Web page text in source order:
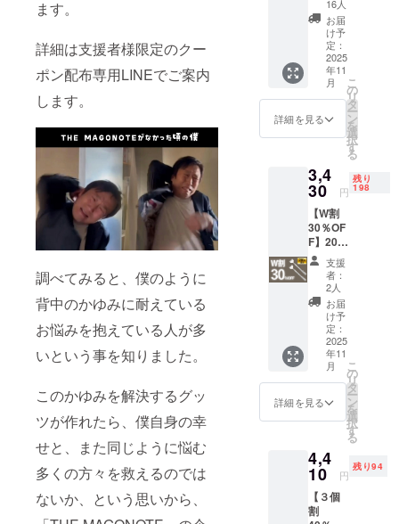
ます。
詳細は支援者様限定のクー
ポン配布専用LINEでご案内
します。
調べてみると、僕のように
背中のかゆみに耐えている
お悩みを抱えている人が多
いという事を知りました。
このかゆみを解決するグッ
ツが作れたら、僕自身の幸
せと、また同じように悩む
多くの方々を救えるのでは
ないか、という思いから、
らもお届け
してまいり
新商品やお
得情報は、
LINE公式ア
ぜひこの機
会にお友達
登録をお願
いいたしま
す。
【当社規約
とご案内事
項】
●キャンセル
について
後のキャン
セルは原則
としてお受
けしており
ＴＥ 定
価2,450
→1,960
（税・
送料
込） ■
ＭＡＧ
ＯＭＯ
（定価
2,450
円）× 1
個 いつ
でもど
こでも
手の届
かない
ところ
をかい
て血行
促進 ご
夫婦
で、親
子で、
ご家族
で。プ
最適で
す。
16人
お届
け予
定：
2025
年11
月
詳細を見る
こ
の
リ
タ
ー
ン
を
選
択
す
る
3,4
30 円
残り
198
【W割
30％OF
F】200
名限定
ＭＡＧ
ＯＭＯ
ＴＥ 定
価4,900
→3,430
（税・
送料
込） ■
ＭＡＧ
ＯＭＯ
（定価
2,450
円）× 2
個 いつ
でもど
支援
者：
2人
お届
け予
定：
2025
年11
月
詳細を見る
こ
の
リ
タ
ー
ン
を
選
択
す
る
4,4
10 円
残り94
【３個
割